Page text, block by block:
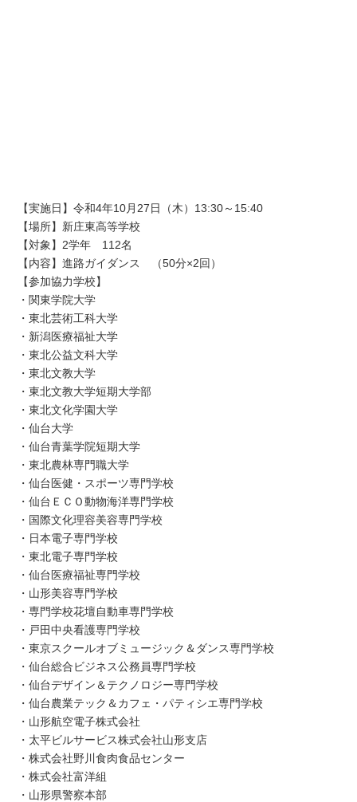
【実施日】令和4年10月27日（木）13:30～15:40
【場所】新庄東高等学校
【対象】2学年 112名
【内容】進路ガイダンス （50分×2回）
【参加協力学校】
・関東学院大学
・東北芸術工科大学
・新潟医療福祉大学
・東北公益文科大学
・東北文教大学
・東北文教大学短期大学部
・東北文化学園大学
・仙台大学
・仙台青葉学院短期大学
・東北農林専門職大学
・仙台医健・スポーツ専門学校
・仙台ＥＣＯ動物海洋専門学校
・国際文化理容美容専門学校
・日本電子専門学校
・東北電子専門学校
・仙台医療福祉専門学校
・山形美容専門学校
・専門学校花壇自動車専門学校
・戸田中央看護専門学校
・東京スクールオブミュージック＆ダンス専門学校
・仙台総合ビジネス公務員専門学校
・仙台デザイン＆テクノロジー専門学校
・仙台農業テック＆カフェ・パティシエ専門学校
・山形航空電子株式会社
・太平ビルサービス株式会社山形支店
・株式会社野川食肉食品センター
・株式会社富洋組
・山形県警察本部